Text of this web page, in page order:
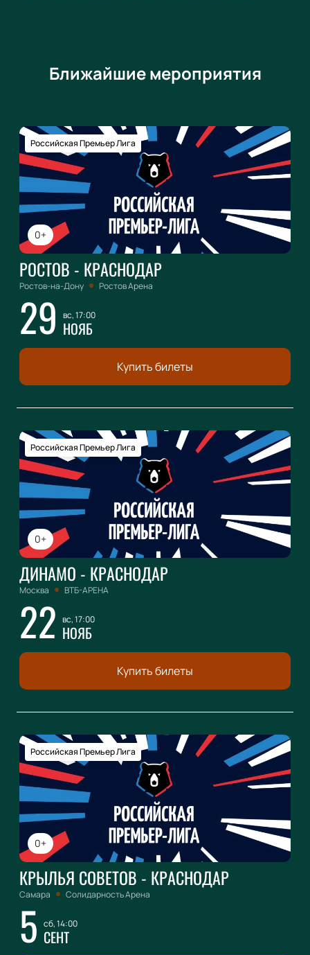
Ближайшие мероприятия
0+
Российская Премьер Лига
РОСТОВ - КРАСНОДАР
Ростов-на-Дону Ростов Арена
29 вс, 17:00
НОЯБ
Купить билеты
0+
Российская Премьер Лига
ДИНАМО - КРАСНОДАР
Москва ВТБ-АРЕНА
22 вс, 17:00
НОЯБ
Купить билеты
0+
Российская Премьер Лига
КРЫЛЬЯ СОВЕТОВ - КРАСНОДАР
Самара Солидарность Арена
5 сб, 14:00
СЕНТ